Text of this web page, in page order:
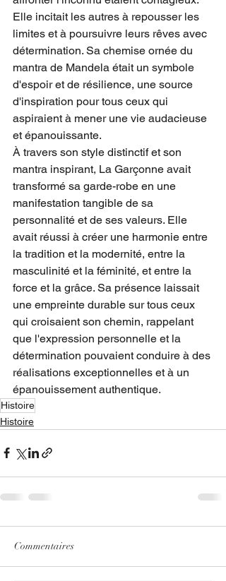
Elle incitait les autres à repousser les
limites et à poursuivre leurs rêves avec
détermination. Sa chemise ornée du
mantra de Mandela était un symbole
d'espoir et de résilience, une source
d'inspiration pour tous ceux qui
aspiraient à mener une vie audacieuse
et épanouissante.
À travers son style distinctif et son
mantra inspirant, La Garçonne avait
transformé sa garde-robe en une
manifestation tangible de sa
personnalité et de ses valeurs. Elle
avait réussi à créer une harmonie entre
la tradition et la modernité, entre la
masculinité et la féminité, et entre la
force et la grâce. Sa présence laissait
une empreinte durable sur tous ceux
qui croisaient son chemin, rappelant
que l'expression personnelle et la
détermination pouvaient conduire à des
réalisations exceptionnelles et à un
épanouissement authentique.
Histoire
Histoire
Commentaires